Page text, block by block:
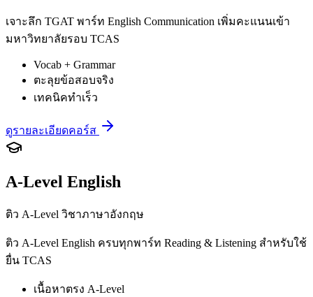
เจาะลึก TGAT พาร์ท English Communication เพิ่มคะแนนเข้า
มหาวิทยาลัยรอบ TCAS
Vocab + Grammar
ตะลุยข้อสอบจริง
เทคนิคทำเร็ว
ดูรายละเอียดคอร์ส
A-Level English
ติว A-Level วิชาภาษาอังกฤษ
ติว A-Level English ครบทุกพาร์ท Reading & Listening สำหรับใช้
ยื่น TCAS
เนื้อหาตรง A-Level